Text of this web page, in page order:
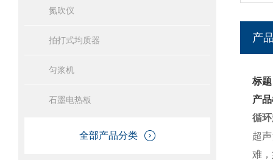
氮吹仪
拍打式均质器
匀浆机
石墨电热板
全部产品分类
产
标
产
循
超
难